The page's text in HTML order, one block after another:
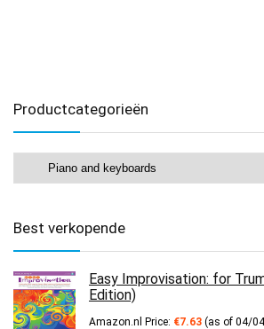
Productcategorieën
Best verkopende
Easy Improvisation: for
Edition)
Amazon.nl Price: €7.63 (as of 04/